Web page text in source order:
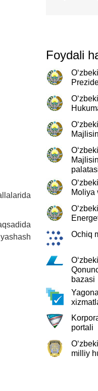
Foydali
Moliya
Ochiq
bazasi
portali
milliy